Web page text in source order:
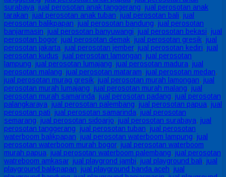
surabaya, jual perosotan anak tanggerang, jual perosotan anak
tarakan, jual perosotan anak tuban, jual perosotan bali, jual
perosotan balikpapan, jual perosotan bandung, jual perosotan
banjarmasin, jual perosotan banyuwangi, jual perosotan bekasi, jual
perosotan bogor, jual perosotan demak, jual perosotan gresik, jual
perosotan jakarta, jual perosotan jember, jual perosotan kediri, jual
perosotan kudus, jual perosotan lamongan, jual perosotan
lampung, jual perosotan lumajang, jual perosotan madura, jual
perosotan malang, jual perosotan mataram, jual perosotan medan,
jual perosotan murag gresik, jual perosotan murah lamongan, jual
perosotan murah lumajang, jual perosotan murah malang, jual
perosotan murah samarinda, jual perosotan padang, jual perosotan
palangkaraya, jual perosotan palembang, jual perosotan papua, jual
perosotan pati, jual perosotan samarinda, jual perosotan
semarang, jual perosotan sidoarjo, jual perosotan surabaya, jual
perosotan tanggerang, jual perosotan tuban, jual perosotan
waterboom balikpapan, jual perosotan waterboom lampung, jual
perosotan waterboom murah bogor, jual perosotan waterboom
murah papua, jual perosotan waterboom palembang, jual perosotan
watreboom amkasar, jual playgrond jambi, jual playground bali, jual
playground balikpapan, jual playground banda aceh, jual